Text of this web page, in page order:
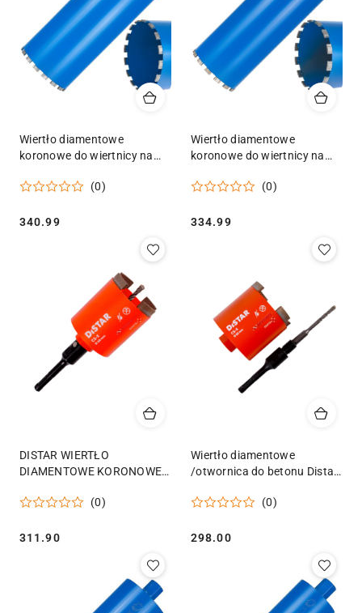
Wiertło diamentowe
koronowe do wiertnicy na
182x10x450mm 16T 1.1/4"
(0)
Cena:
340.99
Wiertło diamentowe
koronowe do wiertnicy na
162x10x450mm 14T 1.1/4"
(0)
Cena:
334.99
DISTAR WIERTŁO
DIAMENTOWE KORONOWE
(0)
Cena:
311.90
Wiertło diamentowe
/otwornica do betonu Distar
(0)
Cena:
298.00